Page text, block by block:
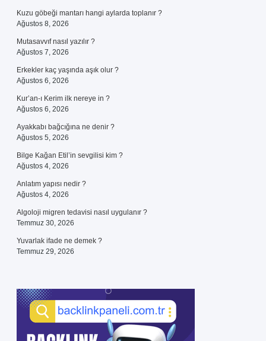
Kuzu göbeği mantarı hangi aylarda toplanır ?
Ağustos 8, 2026
Mutasavvıf nasıl yazılır ?
Ağustos 7, 2026
Erkekler kaç yaşında aşık olur ?
Ağustos 6, 2026
Kur’an-ı Kerim ilk nereye in ?
Ağustos 6, 2026
Ayakkabı bağcığına ne denir ?
Ağustos 5, 2026
Bilge Kağan Etil’in sevgilisi kim ?
Ağustos 4, 2026
Anlatım yapısı nedir ?
Ağustos 4, 2026
Algoloji migren tedavisi nasıl uygulanır ?
Temmuz 30, 2026
Yuvarlak ifade ne demek ?
Temmuz 29, 2026